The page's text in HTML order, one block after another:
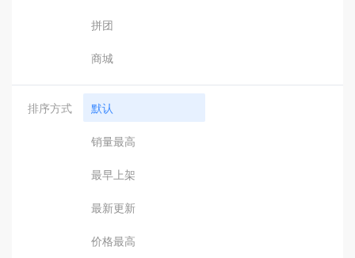
拼团
商城
排序方式 默认
销量最高
最早上架
最新更新
价格最高